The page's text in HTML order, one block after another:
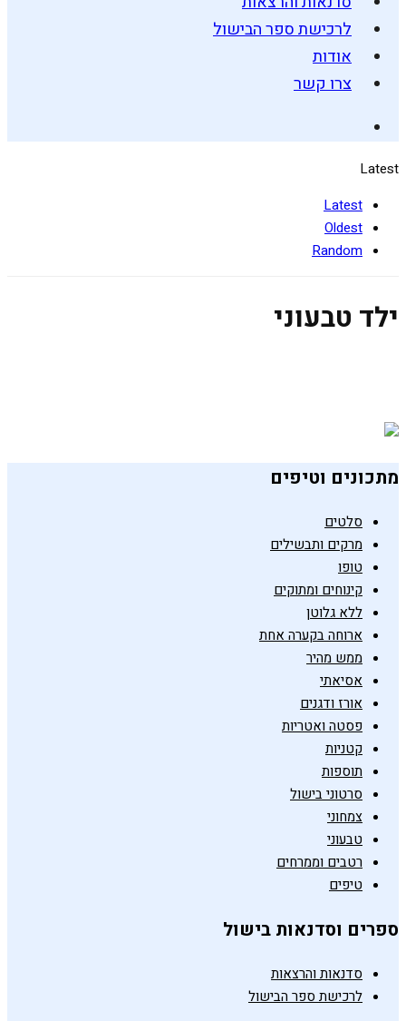
לרכישת ספר הבישול
אודות
צרו קשר
Latest
Latest
Oldest
Random
ילד טבעוני
מתכונים וטיפים
סלטים
מרקים ותבשילים
טופו
קינוחים ומתוקים
ללא גלוטן
ארוחה בקערה אחת
ממש מהיר
אסיאתי
אורז ודגנים
פסטה ואטריות
קטניות
תוספות
סרטוני בישול
צמחוני
טבעוני
רטבים וממרחים
טיפים
ספרים וסדנאות בישול
סדנאות והרצאות
לרכישת ספר הבישול